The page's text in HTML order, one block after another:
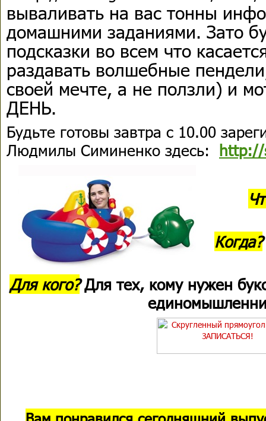
вываливать на вас тонны
домашними заданиями. Зато
подсказки во всем что
раздавать волшебные
своей мечте, а не ползли) и
ДЕНЬ.
Будьте готовы завтра с 10.00
Людмилы Симиненко здесь: http://
Когда?
Для кого? Для тех, кому нужен